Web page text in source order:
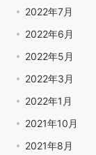
2022年7月
2022年6月
2022年5月
2022年3月
2022年1月
2021年10月
2021年8月